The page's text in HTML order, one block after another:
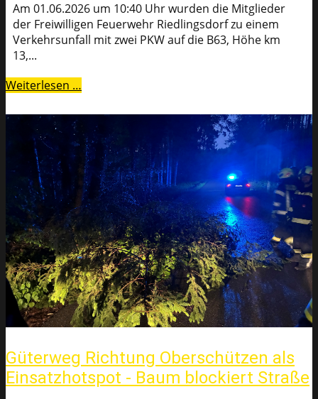
Am 01.06.2026 um 10:40 Uhr wurden die Mitglieder
der Freiwilligen Feuerwehr Riedlingsdorf zu einem
Verkehrsunfall mit zwei PKW auf die B63, Höhe km
13,...
Weiterlesen …
Güterweg Richtung Oberschützen als
Einsatzhotspot - Baum blockiert Straße